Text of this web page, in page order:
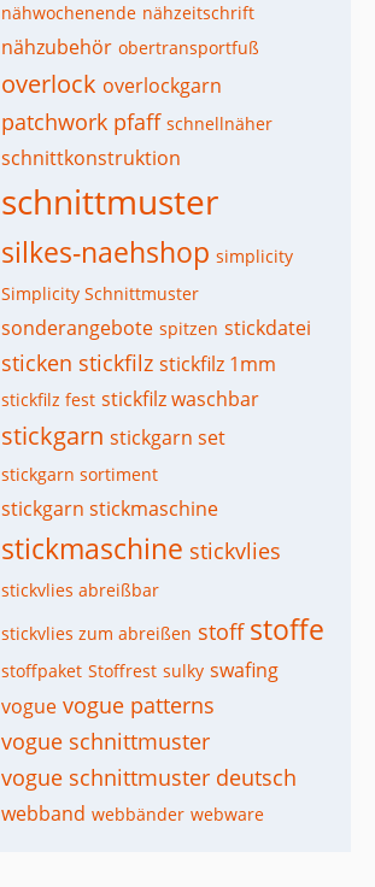
nähwochenende nähzeitschrift
nähzubehör obertransportfuß
overlock overlockgarn
patchwork pfaff schnellnäher
schnittkonstruktion
schnittmuster
silkes-naehshop simplicity
Simplicity Schnittmuster
sonderangebote spitzen stickdatei
sticken stickfilz stickfilz 1mm
stickfilz fest stickfilz waschbar
stickgarn stickgarn set
stickgarn sortiment
stickgarn stickmaschine
stickmaschine stickvlies
stickvlies abreißbar
stickvlies zum abreißen stoff stoffe
stoffpaket Stoffrest sulky swafing
vogue vogue patterns
vogue schnittmuster
vogue schnittmuster deutsch
webband webbänder webware